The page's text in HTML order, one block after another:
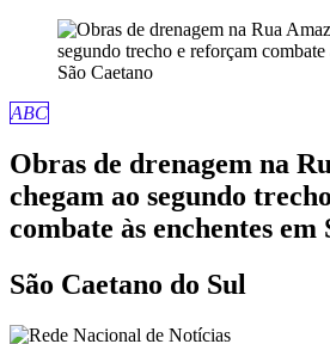
ABC
Obras de drenagem na
chegam ao segundo
combate às enchentes em
São Caetano do Sul